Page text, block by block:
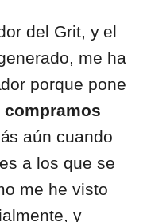
del Grit, y el
me ha
porque pone
aún cuando
a los que se
me he visto
y